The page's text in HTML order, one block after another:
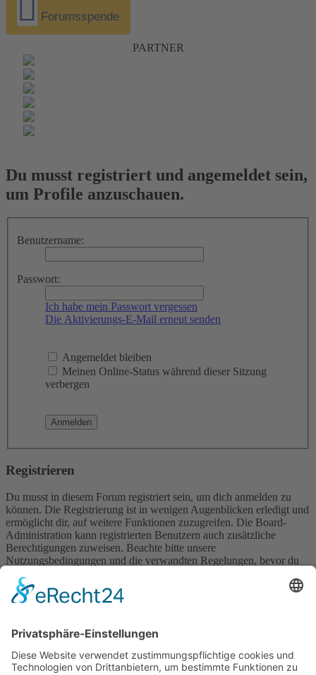
Forumsspende
PARTNER
Du musst registriert und angemeldet sein,
um Profile anzuschauen.
Benutzername:
Passwort:
Ich habe mein Passwort vergessen
Die Aktivierungs-E-Mail erneut senden
Angemeldet bleiben
Meinen Online-Status während dieser Sitzung
verbergen
Registrieren
Du musst in diesem Forum registriert sein, um dich anmelden zu
können. Die Registrierung ist in wenigen Augenblicken erledigt und
ermöglicht dir, auf weitere Funktionen zuzugreifen. Die Board-
Administration kann registrierten Benutzern auch zusätzliche
Berechtigungen zuweisen. Beachte bitte unsere
Nutzungsbedingungen und die verwandten Regelungen, bevor du
wenn du dich in diesem Board bewegst.